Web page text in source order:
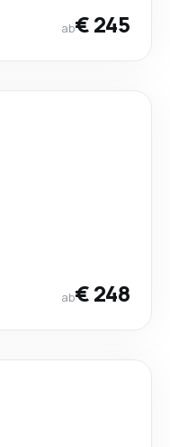
ab€ 245
ab€ 248